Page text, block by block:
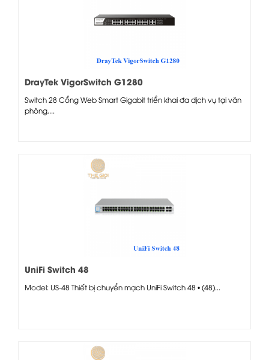
DrayTek VigorSwitch G1280
Switch 28 Cổng Web Smart Gigabit triển khai đa dịch vụ tại văn
phòng,...
UniFi Switch 48
Model: US-48 Thiết bị chuyển mạch UniFi Switch 48 • (48)...